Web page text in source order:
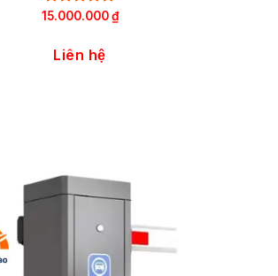
Rated5.00
15.000.000₫
Liên hệ